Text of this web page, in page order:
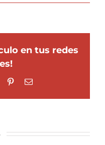
en tus redes
PinterestCorreo